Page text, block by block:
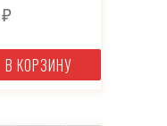
₽
В КОРЗИНУ